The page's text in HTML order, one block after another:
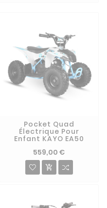
Pocket Quad
Électrique Pour
Enfant KAYO EA50
559,00 €
